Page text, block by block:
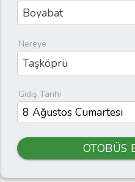
Boyabat
Nereye
Taşköprü
Gidiş Tarihi
OTOBÜS